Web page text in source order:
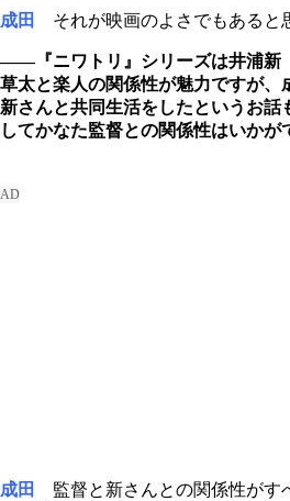
成田 それが映画のよさでもあると
――『ニワトリ』シリーズは井浦新
草太と楽人の関係性が魅力ですが、
新さんと共同生活をしたというお話
してかなた監督との関係性はいかが
成田
監督と新さんとの関係性がす